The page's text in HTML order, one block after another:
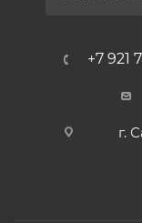
+7 921
г.